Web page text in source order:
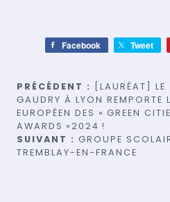
Facebook Tweet
Navigation
de
l’article
PRÉCÉDENT :
[LAURÉAT]
GAUDRY À LYON REMPORTE
EUROPÉEN DES « GREEN
AWARDS »2024 !
SUIVANT : GROUPE
TREMBLAY-EN-FRANCE